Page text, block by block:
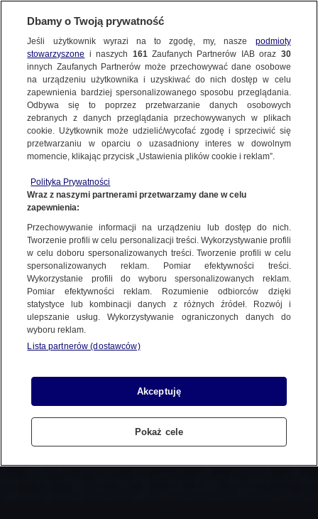
ponad 20 niezmiennie jeden z najlepszych programó
informacyjnychwkraju.Jego wizytó Rozwiń
Zobacz najnowsze wydanie
Codziennie o godz. 19:00 na antenie TVN i TVN24 BiS
Fakty Fakty po Faktach Fakty o Świecie Ludzie Faktów
Ostatnie wydania
Dbamy o Twoją prywatność
Jeśli użytkownik wyrazi na to zgodę, my, nasze podmioty
stowarzyszone i naszych 161Zaufanych Partnerów IAB oraz 30
innych Zaufanych Partnerów może przechowywać dane osobowe
na urządzeniu użytkownika i uzyskiwać do nich dostęp w celu
zapewnienia bardziej spersonalizowanego sposobu przeglądania.
Odbywa się to poprzez przetwarzanie danych osobowych
zebranych z danych przeglądania przechowywanych w plikach
cookie. Użytkownik może udzielić/wycofać zgodę i sprzeciwić się
przetwarzaniu w oparciu o uzasadniony interes w dowolnym
momencie, klikając przycisk „Ustawienia plików cookie i reklam”.
Polityka Prywatności
Wraz z naszymi partnerami przetwarzamy dane w celu
zapewnienia:
Przechowywanie informacji na urządzeniu lub dostęp do nich.
Tworzenie profili w celu personalizacji treści. Wykorzystywanie profili
w celu doboru spersonalizowanych treści. Tworzenie profili w celu
spersonalizowanych reklam. Pomiar efektywności treści.
Wykorzystanie profili do wyboru spersonalizowanych reklam.
Pomiar efektywności reklam. Rozumienie odbiorców dzięki
statystyce lub kombinacji danych z różnych źródeł. Rozwój i
ulepszanie usług. Wykorzystywanie ograniczonych danych do
wyboru reklam.
Lista partnerów (dostawców)
Akceptuję
Pokaż cele